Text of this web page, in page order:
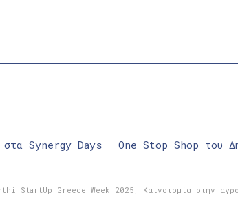
Synergy Days
One Stop Shop του
StartUp Greece Week 2025 Καινοτομία στην